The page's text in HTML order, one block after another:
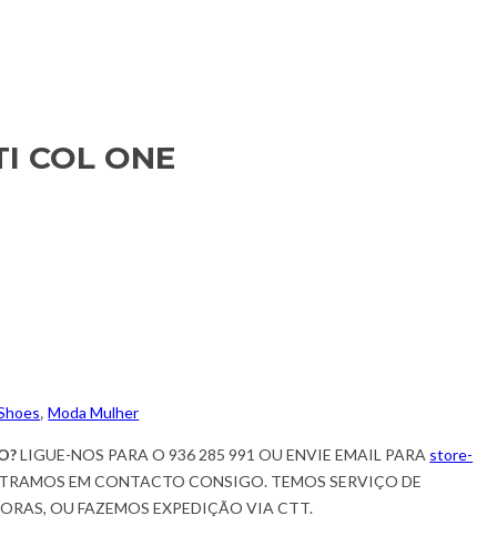
COL ONE
,Moda Mulher
LIGUE-NOS PARA O 936 285 991 OU ENVIE EMAIL PARA store-
EM CONTACTO CONSIGO. TEMOS SERVIÇO DE
OU FAZEMOS EXPEDIÇÃO VIA CTT.